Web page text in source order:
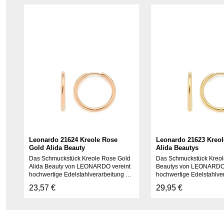
Leonardo 21624 Kreole Rose
Gold Alida Beauty
Das Schmuckstück Kreole Rose Gold
Alida Beauty von LEONARDO vereint
hochwertige Edelstahlverarbeitung mit
Schmuckstück ist ein perfektes
Regulärer Preis:
23,57 €
Leonardo 21623
Alida Beautys
Das Schmuckstück
Beautys von
hochwertige
Schmuckstück ist ein
Regulärer Preis:
29,95 €